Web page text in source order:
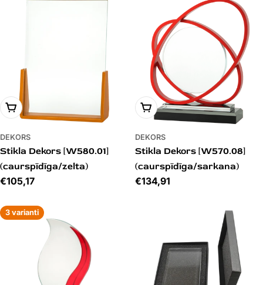
PIEVIENOT GROZAM
DEKORS
Stikla Dekors [W580.01]
(caurspīdīga/zelta)
Cena
€105,17
PIEVIENOT GROZAM
DEKORS
Stikla Dekors [W570.08]
(caurspīdīga/sarkana)
Cena
€134,91
3 varianti